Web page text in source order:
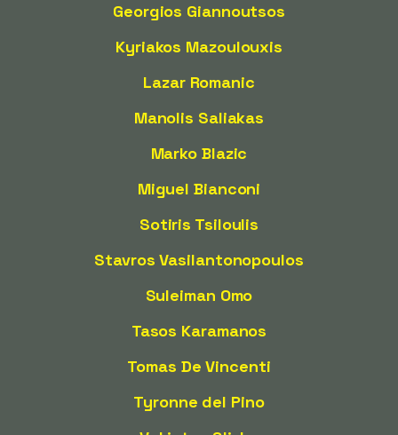
Georgios Giannoutsos
Kyriakos Mazoulouxis
Lazar Romanic
Manolis Saliakas
Marko Blazic
Miguel Bianconi
Sotiris Tsiloulis
Stavros Vasilantonopoulos
Suleiman Omo
Tasos Karamanos
Tomas De Vincenti
Tyronne del Pino